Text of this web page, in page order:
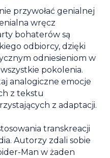
przywołać genialnej
wręcz
bohaterów są
odbiorcy, dzięki
odniesieniom w
pokolenia.
analogiczne emocje
z tekstu
z adaptacji.
transkreacji
Autorzy zdali sobie
Man w żaden